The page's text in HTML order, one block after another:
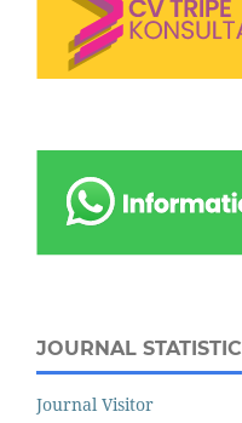
JOURNAL STATISTIC
Journal Visitor